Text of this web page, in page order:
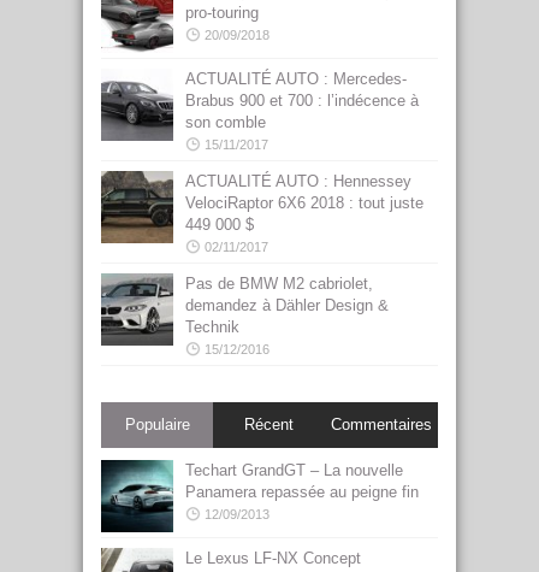
pro-touring
20/09/2018
ACTUALITÉ AUTO : Mercedes-
Brabus 900 et 700 : l’indécence à
son comble
15/11/2017
ACTUALITÉ AUTO : Hennessey
VelociRaptor 6X6 2018 : tout juste
449 000 $
02/11/2017
Pas de BMW M2 cabriolet,
demandez à Dähler Design &
Technik
15/12/2016
Populaire Récent Commentaires
Techart GrandGT – La nouvelle
Panamera repassée au peigne fin
12/09/2013
Le Lexus LF-NX Concept